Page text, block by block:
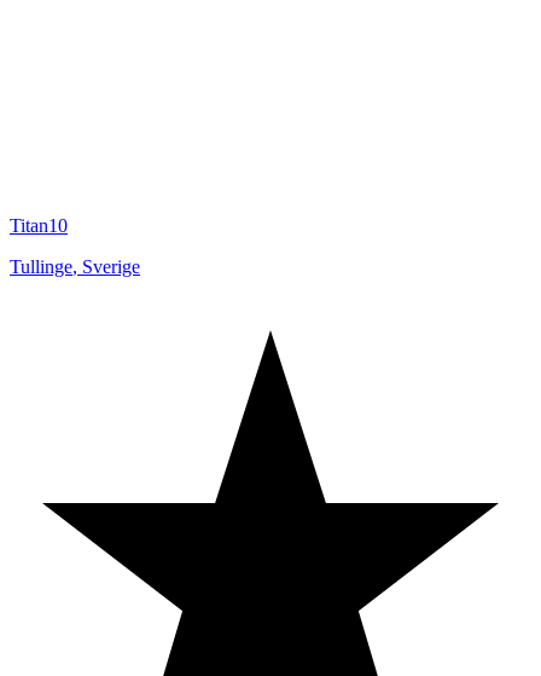
Titan10
Tullinge, Sverige